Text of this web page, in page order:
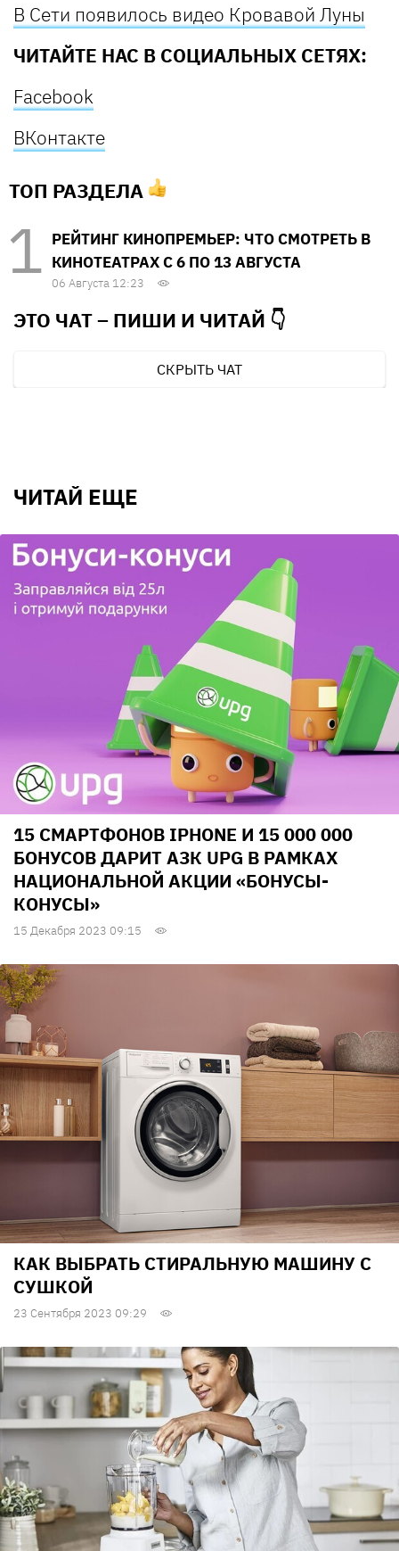
В Сети появилось видео Кровавой Луны
ЧИТАЙТЕ НАС В СОЦИАЛЬНЫХ СЕТЯХ:
Facebook
ВКонтакте
ТОП РАЗДЕЛА
РЕЙТИНГ КИНОПРЕМЬЕР: ЧТО СМОТРЕТЬ В
КИНОТЕАТРАХ С 6 ПО 13 АВГУСТА
06 Августа 12:23
ЭТО ЧАТ – ПИШИ И ЧИТАЙ 👇
СКРЫТЬ ЧАТ
ЧИТАЙ ЕЩЕ
15 СМАРТФОНОВ IPHONE И 15 000 000
БОНУСОВ ДАРИТ АЗК UPG В РАМКАХ
НАЦИОНАЛЬНОЙ АКЦИИ «БОНУСЫ-
КОНУСЫ»
15 Декабря 2023 09:15
КАК ВЫБРАТЬ СТИРАЛЬНУЮ МАШИНУ С
СУШКОЙ
23 Сентября 2023 09:29